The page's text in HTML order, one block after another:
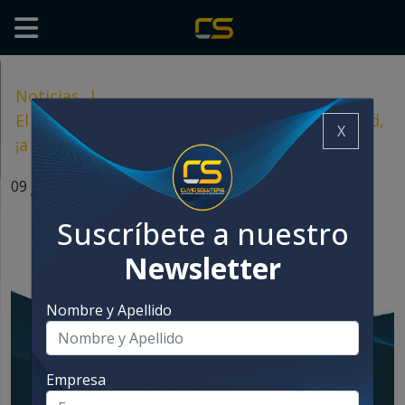
Noticias |
El gran encuentro de las industrias food y feed,
¡a la vuelta de la esquina!
09 junio, 2024
X
Suscríbete a nuestro
Newsletter
Nombre y Apellido
Empresa